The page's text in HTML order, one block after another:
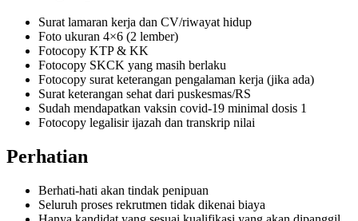
Surat lamaran kerja dan CV/riwayat hidup
Foto ukuran 4×6 (2 lember)
Fotocopy KTP & KK
Fotocopy SKCK yang masih berlaku
Fotocopy surat keterangan pengalaman kerja (jika ada)
Surat keterangan sehat dari puskesmas/RS
Sudah mendapatkan vaksin covid-19 minimal dosis 1
Fotocopy legalisir ijazah dan transkrip nilai
Perhatian
Berhati-hati akan tindak penipuan
Seluruh proses rekrutmen tidak dikenai biaya